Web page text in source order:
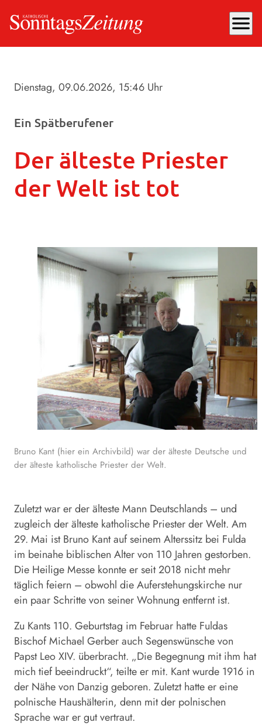
menu
Dienstag, 09.06.2026, 15:46 Uhr
Ein Spätberufener
Der älteste Priester
der Welt ist tot
Bruno Kant (hier ein Archivbild) war der älteste Deutsche und
der älteste katholische Priester der Welt.
Zuletzt war er der älteste Mann Deutschlands – und
zugleich der älteste katholische Priester der Welt. Am
29. Mai ist Bruno Kant auf seinem Alterssitz bei Fulda
im beinahe biblischen Alter von 110 Jahren gestorben.
Die Heilige Messe konnte er seit 2018 nicht mehr
täglich feiern – obwohl die Auferstehungskirche nur
ein paar Schritte von seiner Wohnung entfernt ist.
Zu Kants 110. Geburtstag im Februar hatte Fuldas
Bischof Michael Gerber auch Segenswünsche von
Papst Leo XIV. überbracht. „Die Begegnung mit ihm hat
mich tief beeindruckt“, teilte er mit. Kant wurde 1916 in
der Nähe von Danzig geboren. Zuletzt hatte er eine
polnische Haushälterin, denn mit der polnischen
Sprache war er gut vertraut.